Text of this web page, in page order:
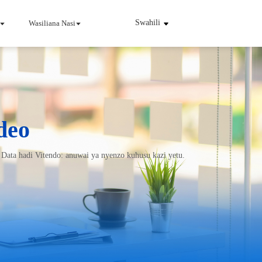
Wasiliana Nasi Swahili
Wa Viwandani
Blogu
hadi Vitendo: anuwai ya nyenzo kuhusu kazi yetu.